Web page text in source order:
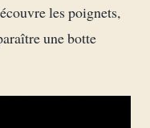
les poignets,
une botte